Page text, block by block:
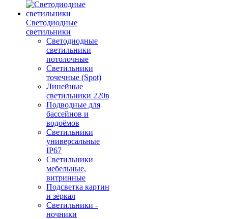
Светодиодные
светильники
Светодиодные
светильники
потолочные
Светильники
точечные (Spot)
Линейные
светильники 220в
Подводные для
бассейнов и
водоёмов
Светильники
универсальные
IP67
Светильники
мебельные,
витринные
Подсветка картин
и зеркал
Светильники -
ночники